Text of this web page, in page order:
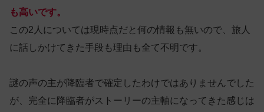
も高いです。
この2人については現時点だと何の情報も無いので、旅人
に話しかけてきた手段も理由も全て不明です。
謎の声の主が降臨者で確定したわけではありませんでした
が、完全に降臨者がストーリーの主軸になってきた感じは